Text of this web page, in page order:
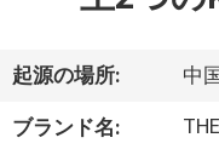
品
起源の場所: 中国
ブランド名: